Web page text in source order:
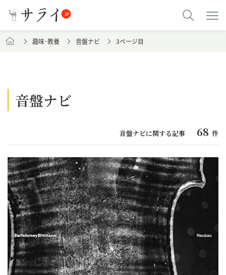
趣味･教養 音盤ナビ 3ページ目
音盤ナビ
音盤ナビに関する記事 68 件